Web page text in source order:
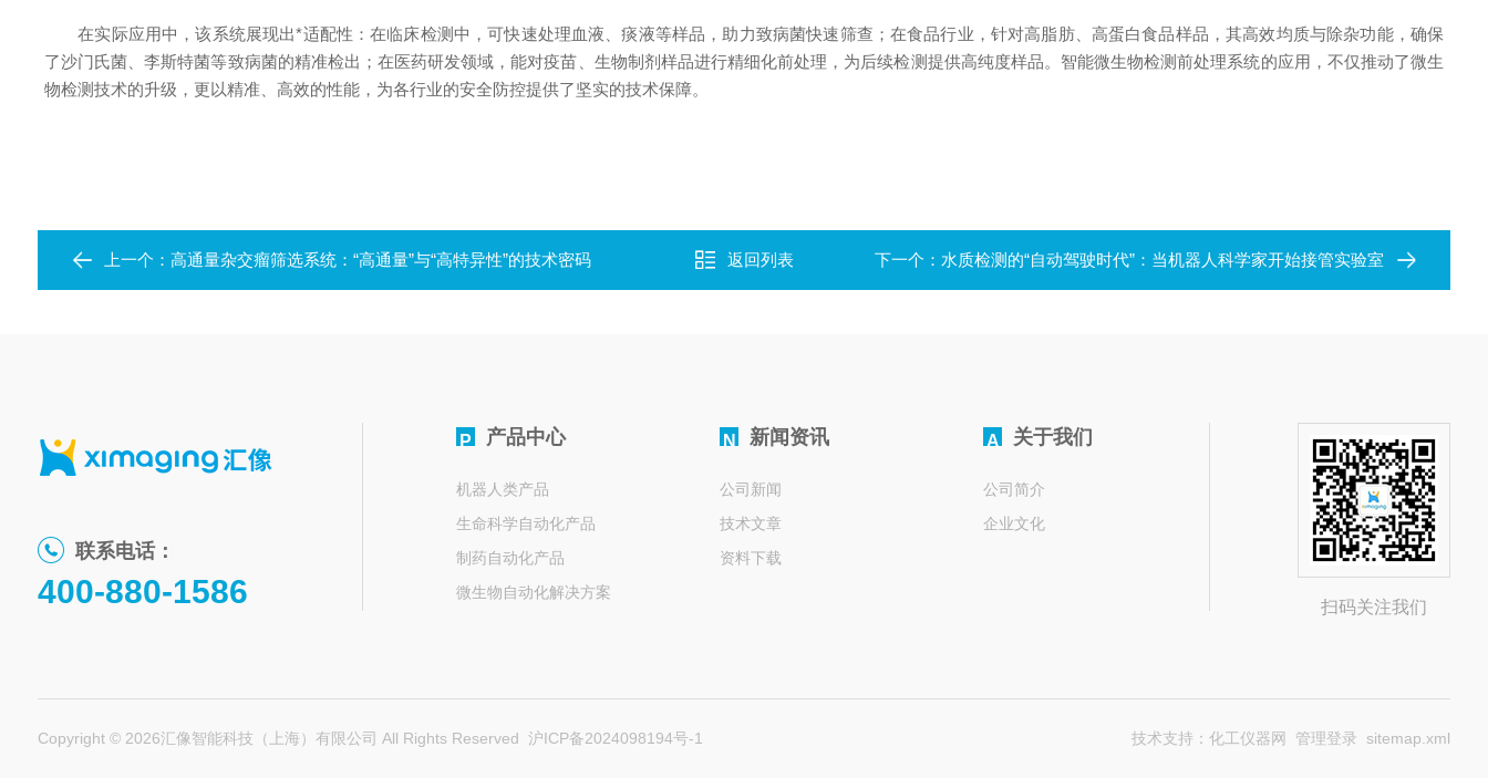
在实际应用中，该系统展现出*适配性：在临床检测中，可快速处理血液、痰液等样品，助力致病菌快速筛查；在食品行业，针对高脂肪、高蛋白食品样品，其高效均质与除杂功能，确保
了沙门氏菌、李斯特菌等致病菌的精准检出；在医药研发领域，能对疫苗、生物制剂样品进行精细化前处理，为后续检测提供高纯度样品。智能微生物检测前处理系统的应用，不仅推动了微生
物检测技术的升级，更以精准、高效的性能，为各行业的安全防控提供了坚实的技术保障。
上一个： 高通量杂交瘤筛选系统：“高通量”与“高特异性”的技术密码 返回列表 下一个： 水质检测的“自动驾驶时代”：当机器人科学家开始接管实验室
联系电话：
400-880-1586
P 产品中心
机器人类产品
生命科学自动化产品
制药自动化产品
微生物自动化解决方案
N 新闻资讯
公司新闻
技术文章
资料下载
A 关于我们
公司简介
企业文化
扫码关注我们
Copyright © 2026汇像智能科技（上海）有限公司 All Rights Reserved 沪ICP备2024098194号-1 技术支持：化工仪器网 管理登录 sitemap.xml